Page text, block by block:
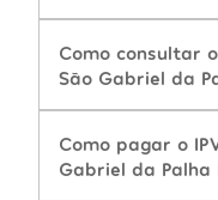
Como consultar
São Gabriel da
Como pagar o
Gabriel da Palha